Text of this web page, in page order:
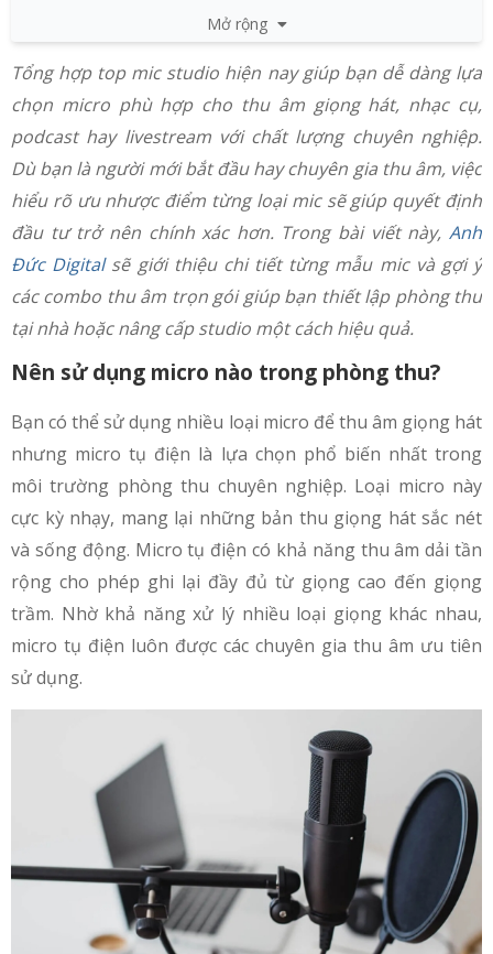
4.2 2. Shure SM7B
4.3 3. Shure SM27
4.4 4. Yamaha YCM01
Mua mic studio chính hãng, giá rẻ chất lượng tại Anh
Đức Digital
5.1 Setup micro livestream đúng cách - Bí mật để hát
hay hơn 200%
5.2
Bỏ túi ngay 5 mic thu âm lọc tiếng ồn dưới 10 triệu
chất lượng
Mở rộng
Tổng hợp top mic studio hiện nay giúp bạn dễ dàng lựa
chọn micro phù hợp cho thu âm giọng hát, nhạc cụ,
podcast hay livestream với chất lượng chuyên nghiệp.
Dù bạn là người mới bắt đầu hay chuyên gia thu âm, việc
hiểu rõ ưu nhược điểm từng loại mic sẽ giúp quyết định
đầu tư trở nên chính xác hơn. Trong bài viết này, Anh
Đức Digitalsẽ giới thiệu chi tiết từng mẫu mic và gợi ý
các combo thu âm trọn gói giúp bạn thiết lập phòng thu
tại nhà hoặc nâng cấp studio một cách hiệu quả.
Nên sử dụng micro nào trong phòng thu?
Bạn có thể sử dụng nhiều loại micro để thu âm giọng hát
nhưng micro tụ điện là lựa chọn phổ biến nhất trong
môi trường phòng thu chuyên nghiệp. Loại micro này
cực kỳ nhạy, mang lại những bản thu giọng hát sắc nét
và sống động. Micro tụ điện có khả năng thu âm dải tần
rộng cho phép ghi lại đầy đủ từ giọng cao đến giọng
trầm. Nhờ khả năng xử lý nhiều loại giọng khác nhau,
micro tụ điện luôn được các chuyên gia thu âm ưu tiên
sử dụng.